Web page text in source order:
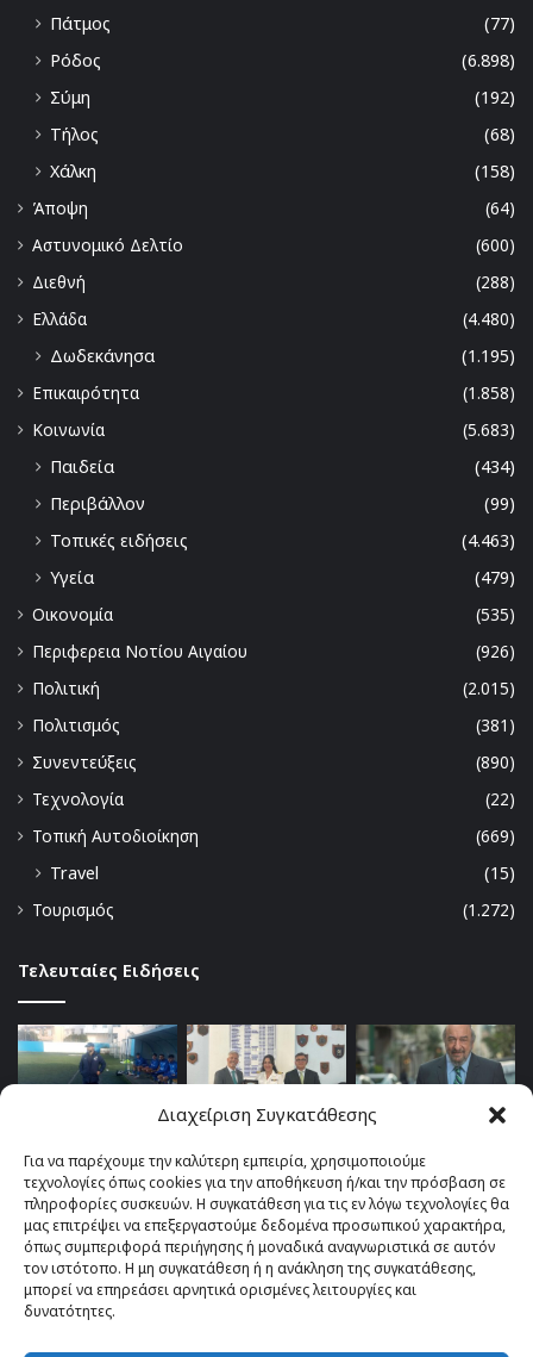
Διαχείριση Συγκατάθεσης
Για να παρέχουμε την καλύτερη εμπειρία, χρησιμοποιούμε
τεχνολογίες όπως cookies για την αποθήκευση ή/και την πρόσβαση σε
πληροφορίες συσκευών. Η συγκατάθεση για τις εν λόγω τεχνολογίες θα
μας επιτρέψει να επεξεργαστούμε δεδομένα προσωπικού χαρακτήρα,
όπως συμπεριφορά περιήγησης ή μοναδικά αναγνωριστικά σε αυτόν
τον ιστότοπο. Η μη συγκατάθεση ή η ανάκληση της συγκατάθεσης,
μπορεί να επηρεάσει αρνητικά ορισμένες λειτουργίες και
δυνατότητες.
Πάτμος
(77)
Ρόδος
(6.898)
Σύμη
(192)
Τήλος
(68)
Χάλκη
(158)
Άποψη
(64)
Αστυνομικό Δελτίο
(600)
Διεθνή
(288)
Ελλάδα
(4.480)
Δωδεκάνησα
(1.195)
Επικαιρότητα
(1.858)
Κοινωνία
(5.683)
Παιδεία
(434)
Περιβάλλον
(99)
Τοπικές ειδήσεις
(4.463)
Υγεία
(479)
Οικονομία
(535)
Περιφερεια Νοτίου Αιγαίου
(926)
Πολιτική
(2.015)
Πολιτισμός
(381)
Συνεντεύξεις
(890)
Τεχνολογία
(22)
Τοπική Αυτοδιοίκηση
(669)
Travel
(15)
Τουρισμός
(1.272)
Τελευταίες Ειδήσεις